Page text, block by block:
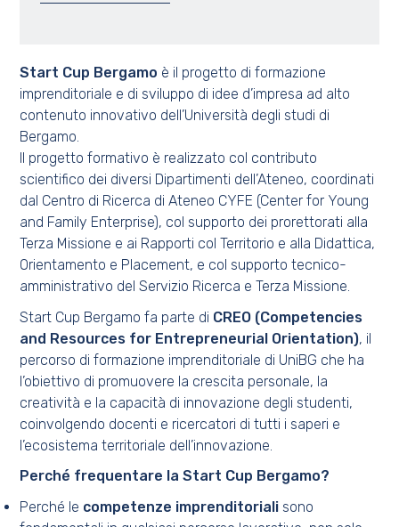
Start Cup Bergamo è il progetto di formazione
imprenditoriale e di sviluppo di idee d’impresa ad alto
contenuto innovativo dell’Università degli studi di
Bergamo.
Il progetto formativo è realizzato col contributo
scientifico dei diversi Dipartimenti dell’Ateneo, coordinati
dal Centro di Ricerca di Ateneo CYFE (Center for Young
and Family Enterprise), col supporto dei prorettorati alla
Terza Missione e ai Rapporti col Territorio e alla Didattica,
Orientamento e Placement, e col supporto tecnico-
amministrativo del Servizio Ricerca e Terza Missione.
Start Cup Bergamo fa parte di CREO (Competencies
and Resources for Entrepreneurial Orientation), il
percorso di formazione imprenditoriale di UniBG che ha
l’obiettivo di promuovere la crescita personale, la
creatività e la capacità di innovazione degli studenti,
coinvolgendo docenti e ricercatori di tutti i saperi e
l’ecosistema territoriale dell’innovazione.
Perché frequentare la Start Cup Bergamo?
Perché le competenze imprenditoriali sono